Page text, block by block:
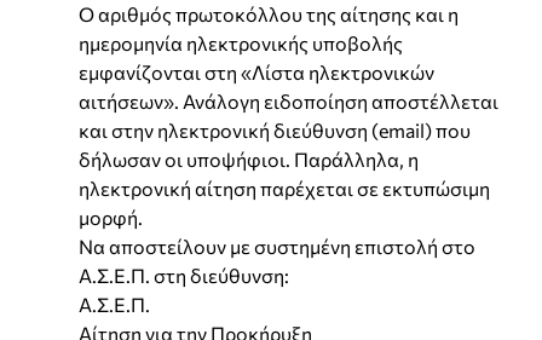
Ο αριθμός πρωτοκόλλου της αίτησης και η
ημερομηνία ηλεκτρονικής υποβολής
εμφανίζονται στη «Λίστα ηλεκτρονικών
αιτήσεων». Ανάλογη ειδοποίηση αποστέλλεται
και στην ηλεκτρονική διεύθυνση (email) που
δήλωσαν οι υποψήφιοι. Παράλληλα, η
ηλεκτρονική αίτηση παρέχεται σε εκτυπώσιμη
μορφή.
Να αποστείλουν με συστημένη επιστολή στο
Α.Σ.Ε.Π. στη διεύθυνση:
Α.Σ.Ε.Π.
Αίτηση για την Προκήρυξη